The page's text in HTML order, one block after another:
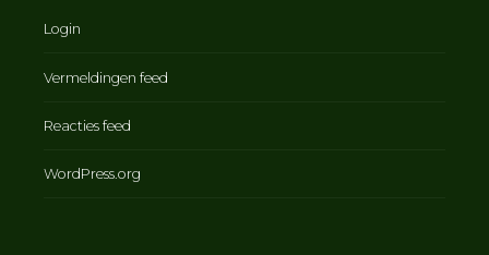
Login
Vermeldingen feed
Reacties feed
WordPress.org